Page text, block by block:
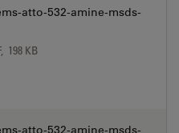
atto-532-amine-msds-
198 KB
atto-532-amine-msds-